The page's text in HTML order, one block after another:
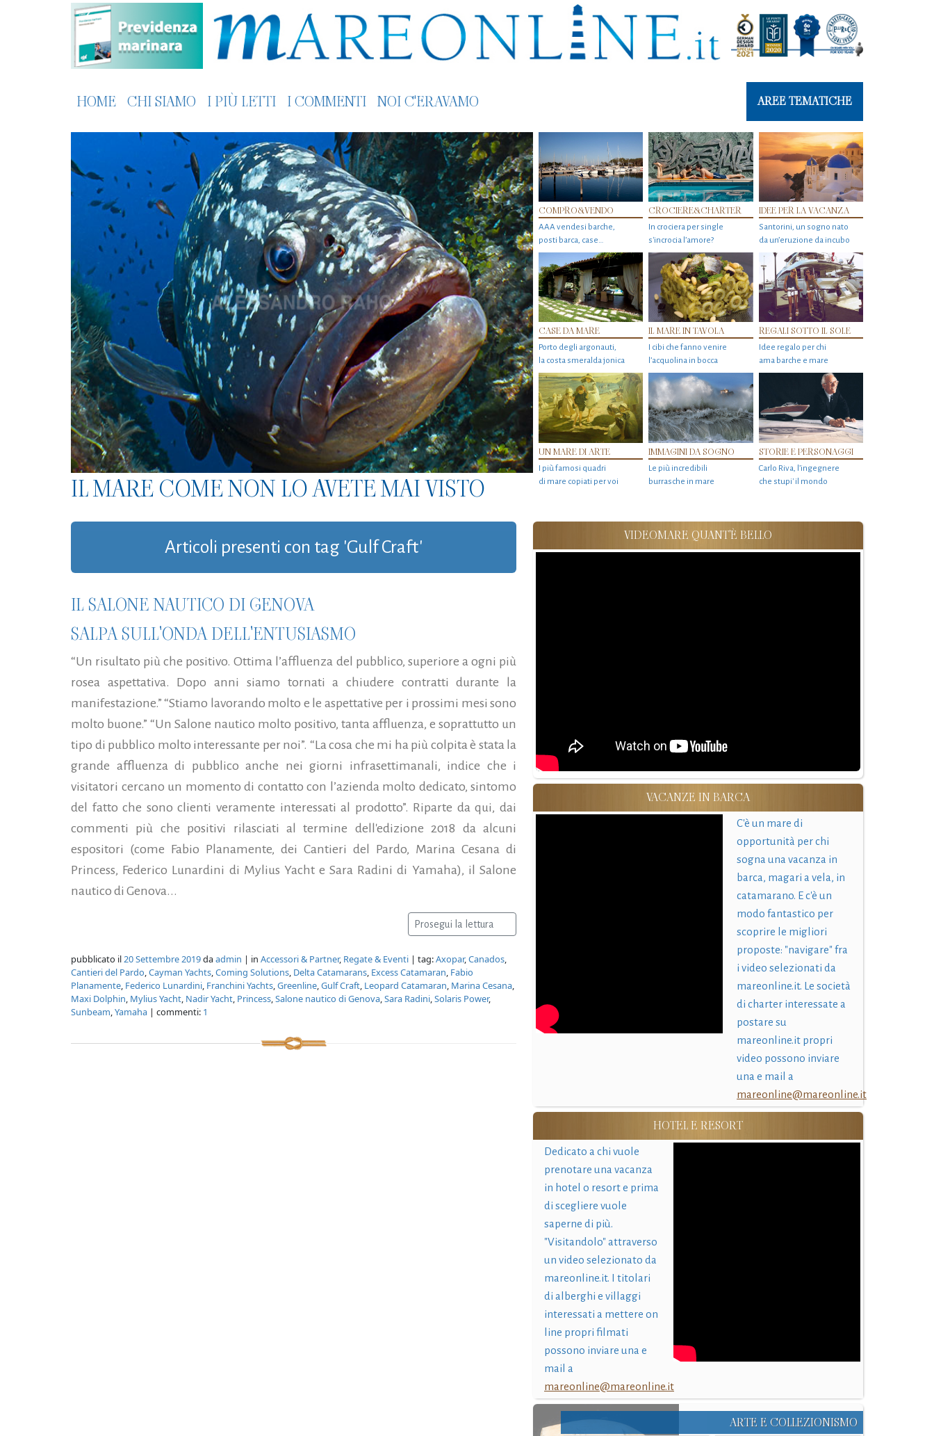
HOME CHI SIAMO I PIÙ LETTI I COMMENTI NOI C'ERAVAMO AREE TEMATICHE
IL MARE COME NON LO AVETE MAI VISTO
COMPRO&VENDO
AAA vendesi barche,
posti barca, case…
CROCIERE&CHARTER
In crociera per single
s'incrocia l’amore?
IDEE PER LA VACANZA
Santorini, un sogno nato
da un’eruzione da incubo
CASE DA MARE
Porto degli argonauti,
la costa smeralda jonica
IL MARE IN TAVOLA
I cibi che fanno venire
l’acquolina in bocca
REGALI SOTTO IL SOLE
Idee regalo per chi
ama barche e mare
UN MARE DI ARTE
I più famosi quadri
di mare copiati per voi
IMMAGINI DA SOGNO
Le più incredibili
burrasche in mare
STORIE E PERSONAGGI
Carlo Riva, l’ingegnere
che stupi' il mondo
Articoli presenti con tag 'Gulf Craft'
IL SALONE NAUTICO DI GENOVA
SALPA SULL'ONDA DELL'ENTUSIASMO
“Un risultato più che positivo. Ottima l’affluenza del pubblico, superiore a ogni più
rosea aspettativa. Dopo anni siamo tornati a chiudere contratti durante la
manifestazione.” “Stiamo lavorando molto e le aspettative per i prossimi mesi sono
molto buone.” “Un Salone nautico molto positivo, tanta affluenza, e soprattutto un
tipo di pubblico molto interessante per noi”. “La cosa che mi ha più colpita è stata la
grande affluenza di pubblico anche nei giorni infrasettimanali, indice che i
visitatori cercano un momento di contatto con l’azienda molto dedicato, sintomo
del fatto che sono clienti veramente interessati al prodotto”. Riparte da qui, dai
commenti più che positivi rilasciati al termine dell'edizione 2018 da alcuni
espositori (come Fabio Planamente, dei Cantieri del Pardo, Marina Cesana di
Princess, Federico Lunardini di Mylius Yacht e Sara Radini di Yamaha), il Salone
nautico di Genova...
Prosegui la lettura
pubblicato il20 Settembre 2019daadmin | in Accessori & Partner, Regate & Eventi | tag:Axopar,Canados,
Cantieri del Pardo,Cayman Yachts,Coming Solutions, Delta Catamarans, Excess Catamaran, Fabio
Planamente, Federico Lunardini, Franchini Yachts,Greenline,Gulf Craft, Leopard Catamaran, Marina Cesana,
Maxi Dolphin, Mylius Yacht, Nadir Yacht, Princess,Salone nautico di Genova,Sara Radini,Solaris Power,
Sunbeam,Yamaha | commenti: 1
VIDEOMARE QUANT'È BELLO
VACANZE IN BARCA
C'è un mare di
opportunità per chi
sogna una vacanza in
barca, magari a vela, in
catamarano. E c'è un
modo fantastico per
scoprire le migliori
proposte: "navigare" fra
i video selezionati da
mareonline.it. Le società
di charter interessate a
postare su
mareonline.it propri
video possono inviare
una e mail a
mareonline@mareonline.it
HOTEL E RESORT
Dedicato a chi vuole
prenotare una vacanza
in hotel o resort e prima
di scegliere vuole
saperne di più.
"Visitandolo" attraverso
un video selezionato da
mareonline.it. I titolari
di alberghi e villaggi
interessati a mettere on
line propri filmati
possono inviare una e
mail a
mareonline@mareonline.it
ARTE E COLLEZIONISMO